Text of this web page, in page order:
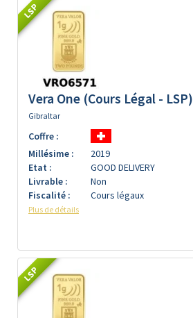
LSP
Vera One (Cours Légal - LSP)
Gibraltar
Coffre :
Millésime :
2019
Etat :
GOOD DELIVERY
Livrable :
Non
Fiscalité :
Cours légaux
Plus de détails
LSP